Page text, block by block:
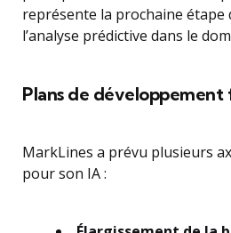
représente la prochaine étape
l’analyse prédictive dans le
Plans de développement
MarkLines a prévu plusieurs
pour son IA :